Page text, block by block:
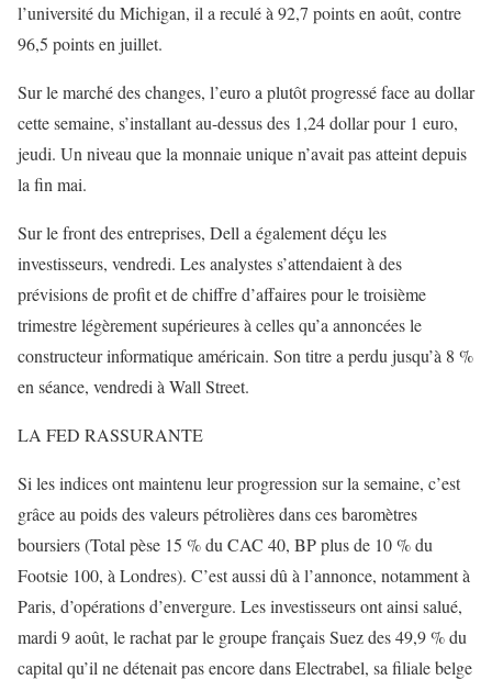
l’université du Michigan, il a reculé à 92,7 points en août, contre
96,5 points en juillet.
Sur le marché des changes, l’euro a plutôt progressé face au dollar
cette semaine, s’installant au-dessus des 1,24 dollar pour 1 euro,
jeudi. Un niveau que la monnaie unique n’avait pas atteint depuis
la fin mai.
Sur le front des entreprises, Dell a également déçu les
investisseurs, vendredi. Les analystes s’attendaient à des
prévisions de profit et de chiffre d’affaires pour le troisième
trimestre légèrement supérieures à celles qu’a annoncées le
constructeur informatique américain. Son titre a perdu jusqu’à 8 %
en séance, vendredi à Wall Street.
LA FED RASSURANTE
Si les indices ont maintenu leur progression sur la semaine, c’est
grâce au poids des valeurs pétrolières dans ces baromètres
boursiers (Total pèse 15 % du CAC 40, BP plus de 10 % du
Footsie 100, à Londres). C’est aussi dû à l’annonce, notamment à
Paris, d’opérations d’envergure. Les investisseurs ont ainsi salué,
mardi 9 août, le rachat par le groupe français Suez des 49,9 % du
capital qu’il ne détenait pas encore dans Electrabel, sa filiale belge